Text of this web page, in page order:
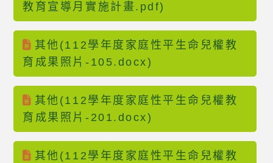
教育宣導月實施計畫.pdf)
其他(112學年度家庭性平生命兒權教
育成果照片-105.docx)
其他(112學年度家庭性平生命兒權教
育成果照片-201.docx)
其他(112學年度家庭性平生命兒權教